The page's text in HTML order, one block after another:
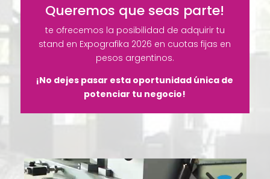
Queremos que seas parte!
te ofrecemos la posibilidad de adquirir tu
stand en Expografika 2026 en cuotas fijas en
pesos argentinos.
¡No dejes pasar esta oportunidad única de
potenciar tu negocio!